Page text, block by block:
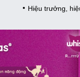
hiệu phó dôi dư sau